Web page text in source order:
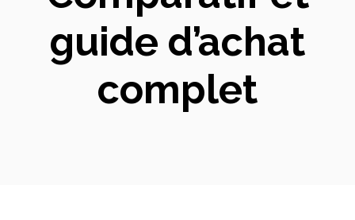
guide d’achat
complet